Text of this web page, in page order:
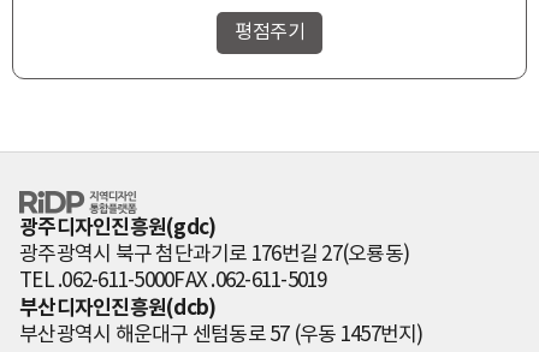
RiDP 지역디자
인 통합플랫폼
광주디자인진흥원(gdc)
광주광역시 북구 첨단과기로 176번길 27(오룡동)
TEL .062-611-5000FAX .062-611-5019
부산디자인진흥원(dcb)
부산광역시 해운대구 센텀동로 57 (우동 1457번지)